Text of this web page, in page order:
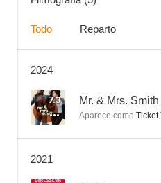
Todo Reparto
2024
7.3 Mr. & Mrs. Smith
Aparece como Ticket
2021